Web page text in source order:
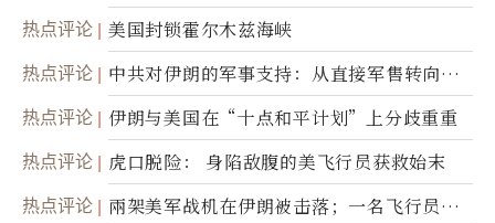
美军基地的卫星图像
热点评论 美国封锁霍尔木兹海峡
热点评论
中共对伊朗的军事支持：从直接军售转向间
接技术转让
热点评论 伊朗与美国在“十点和平计划”上分歧重重
热点评论 虎口脱险： 身陷敌腹的美飞行员获救始末
热点评论
兩架美军战机在伊朗被击落；一名飞行员失